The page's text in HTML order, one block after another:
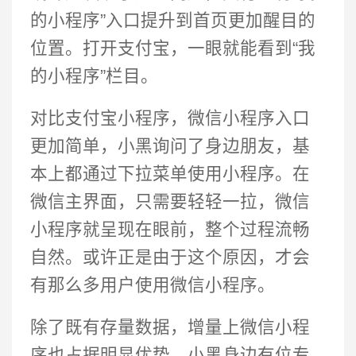
的小程序”入口提升到首页更加醒目的
位置。打开支付宝，一眼就能看到“我
的小程序”栏目。
对比支付宝小程序，微信小程序入口
更加简单，小黑询问了身边朋友，基
本上都通过下拉菜单使用小程序。在
微信主界面，只需要轻轻一拉，微信
小程序就呈现在眼前，整个过程流畅
自然。或许正是由于这个原因，才会
有那么多用户使用微信小程序。
除了既有存量数据，增量上微信小程